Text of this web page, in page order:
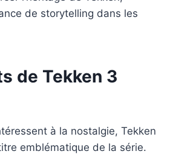
de storytelling dans les
de Tekken 3
à la nostalgie, Tekken
emblématique de la série.